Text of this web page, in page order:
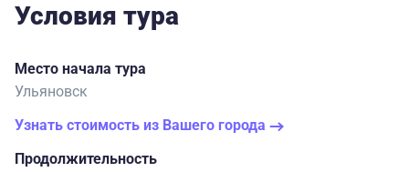
Условия тура
Место начала тура
Ульяновск
Узнать стоимость из Вашего города
Продолжительность